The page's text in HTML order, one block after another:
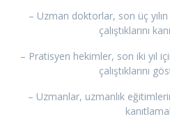
– Uzman doktorlar, son üç
çalıştıklarını
– Pratisyen hekimler, son iki yıl
çalıştıklarını
– Uzmanlar, uzmanlık